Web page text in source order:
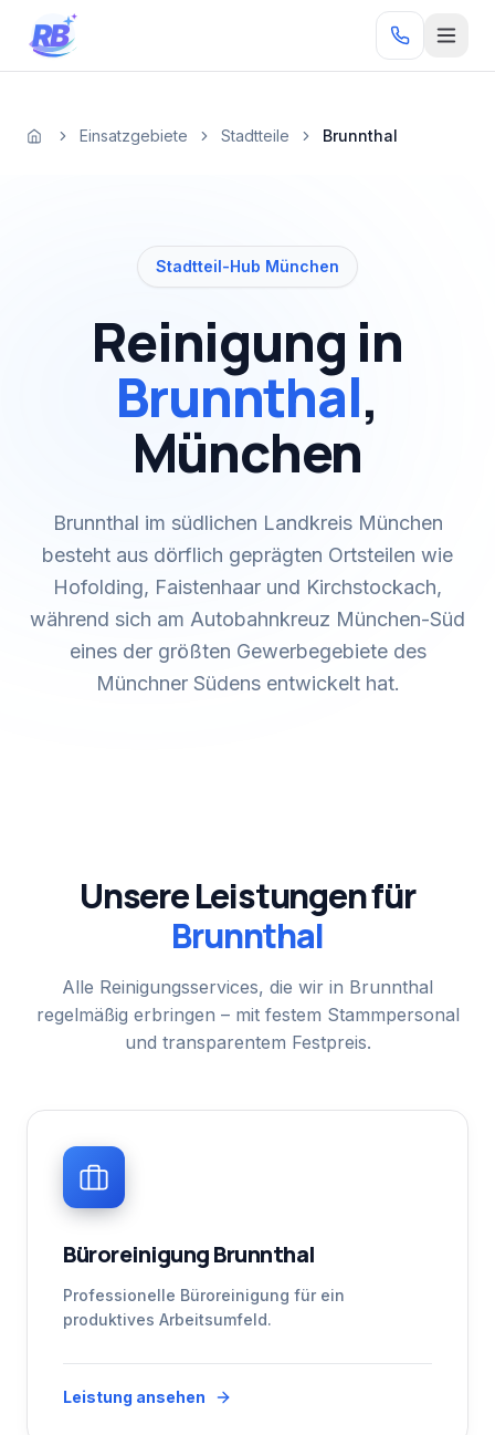
Zum Inhalt springen
RB
StartseiteEinsatzgebiete Stadtteile Brunnthal
Stadtteil-Hub München
Reinigung in
Brunnthal,
München
Brunnthal im südlichen Landkreis München
besteht aus dörflich geprägten Ortsteilen wie
Hofolding, Faistenhaar und Kirchstockach,
während sich am Autobahnkreuz München-Süd
eines der größten Gewerbegebiete des
Münchner Südens entwickelt hat.
Unsere Leistungen für
Brunnthal
Alle Reinigungsservices, die wir in Brunnthal
regelmäßig erbringen – mit festem Stammpersonal
und transparentem Festpreis.
Büroreinigung Brunnthal
Professionelle Büroreinigung für ein
produktives Arbeitsumfeld.
Leistung ansehen